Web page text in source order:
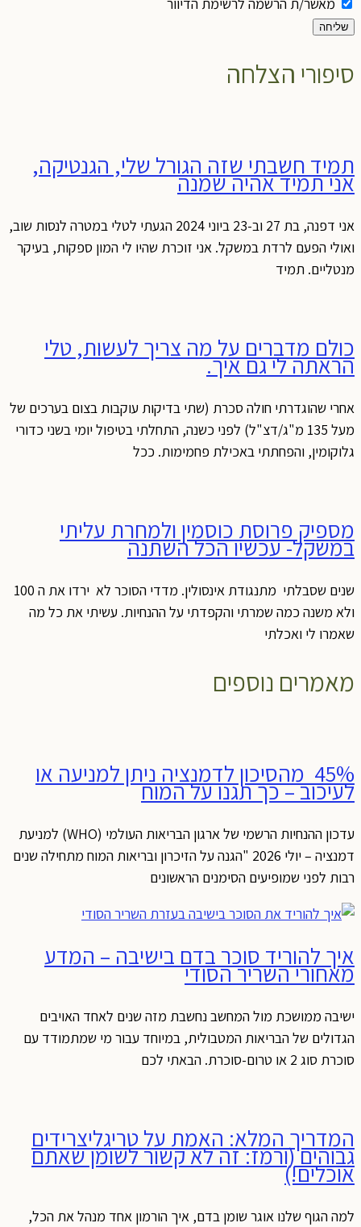
שליחה
סיפורי הצלחה
תמיד חשבתי שזה הגורל שלי, הגנטיקה,
אני תמיד אהיה שמנה
אני דפנה, בת 27 וב-23 ביוני 2024 הגעתי לטלי במטרה לנסות שוב,
ואולי הפעם לרדת במשקל. אני זוכרת שהיו לי המון ספקות, בעיקר
מנטליים. תמיד
כולם מדברים על מה צריך לעשות, טלי
הראתה לי גם איך.
אחרי שהוגדרתי חולה סכרת (שתי בדיקות עוקבות בצום בערכים של
מעל 135 מ"ג/דצ"ל) לפני כשנה, התחלתי בטיפול יומי בשני כדורי
גלוקומין, והפחתתי באכילת פחמימות. ככל
מספיק פרוסת כוסמין ולמחרת עליתי
במשקל- עכשיו הכל השתנה
שנים שסבלתי מתנגודת אינסולין. מדדי הסוכר לא ירדו את ה 100
ולא משנה כמה שמרתי והקפדתי על ההנחיות. עשיתי את כל מה
שאמרו לי ואכלתי
מאמרים נוספים
45% מהסיכון לדמנציה ניתן למניעה או
לעיכוב – כך תגנו על המוח
עדכון ההנחיות הרשמי של ארגון הבריאות העולמי (WHO) למניעת
דמנציה – יולי 2026 "הגנה על הזיכרון ובריאות המוח מתחילה שנים
רבות לפני שמופיעים הסימנים הראשונים
איך להוריד סוכר בדם בישיבה – המדע
מאחורי השריר הסודי
ישיבה ממושכת מול המחשב נחשבת מזה שנים לאחד האויבים
הגדולים של הבריאות המטבולית, במיוחד עבור מי שמתמודד עם
סוכרת סוג 2 או טרום-סוכרת. הבאתי לכם
המדריך המלא: האמת על טריגליצרידים
גבוהים (ורמז: זה לא קשור לשומן שאתם
אוכלים!)
למה הגוף שלנו אוגר שומן בדם, איך הורמון אחד מנהל את הכל,